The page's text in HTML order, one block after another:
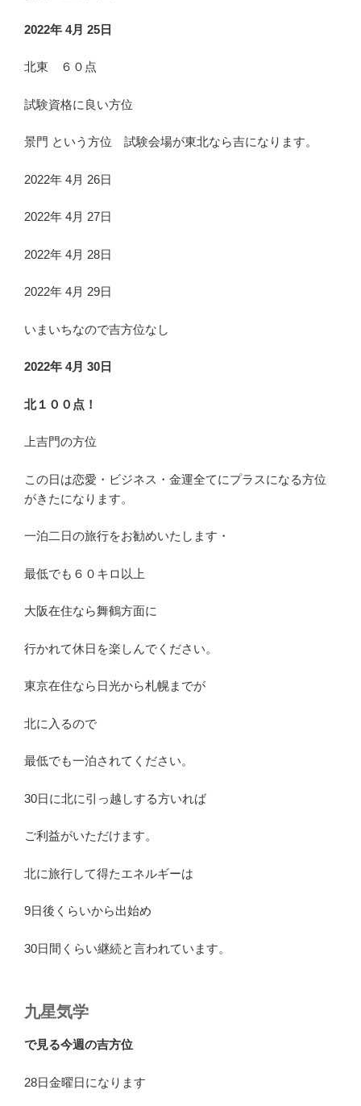
2022年 4月 25日
北東 ６０点
試験資格に良い方位
景門 という方位 試験会場が東北なら吉になります。
2022年 4月 26日
2022年 4月 27日
2022年 4月 28日
2022年 4月 29日
いまいちなので吉方位なし
2022年 4月 30日
北１００点！
上吉門の方位
この日は恋愛・ビジネス・金運全てにプラスになる方位
がきたになります。
一泊二日の旅行をお勧めいたします・
最低でも６０キロ以上
大阪在住なら舞鶴方面に
行かれて休日を楽しんでください。
東京在住なら日光から札幌までが
北に入るので
最低でも一泊されてください。
30日に北に引っ越しする方いれば
ご利益がいただけます。
北に旅行して得たエネルギーは
9日後くらいから出始め
30日間くらい継続と言われています。
九星気学
で見る今週の吉方位
28日金曜日になります